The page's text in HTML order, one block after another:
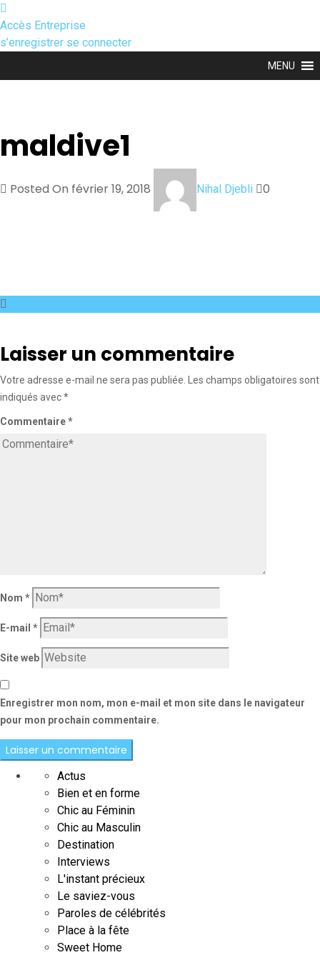
Accès Entreprise
s’enregistrer se connecter
MENU
maldive1
Posted On février 19, 2018 Nihal Djebli 0
Laisser un commentaire
Votre adresse e-mail ne sera pas publiée.
Les champs obligatoires sont
indiqués avec*
Commentaire*
Nom *
E-mail *
Site web
Enregistrer mon nom, mon e-mail et mon site dans le navigateur
pour mon prochain commentaire.
Actus
Bien et en forme
Chic au Féminin
Chic au Masculin
Destination
Interviews
L'instant précieux
Le saviez-vous
Paroles de célébrités
Place à la fête
Sweet Home